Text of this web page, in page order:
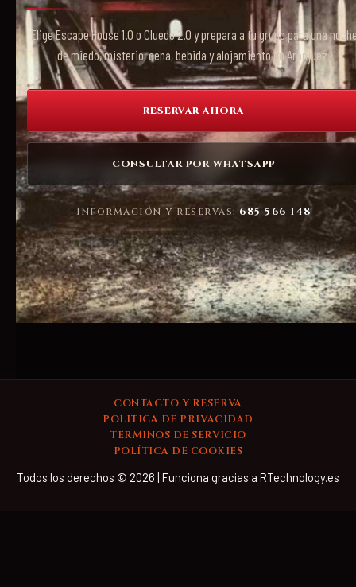
Elige Escape House 1.0 o Cluedo 2.0 y prepara a tu grupo para una
de miedo, misterio, cena, bebida y alojamiento en Aranjuez.
RESERVAR AHORA
CONSULTAR POR WHATSAPP
Información y reservas: 685 566 148
CONTACTO Y RESERVA
POLITICA DE PRIVACIDAD
TERMINOS DE SERVICIO
POLÍTICA DE COOKIES
Todos los derechos © 2026 | Funciona gracias a RTechnology.es